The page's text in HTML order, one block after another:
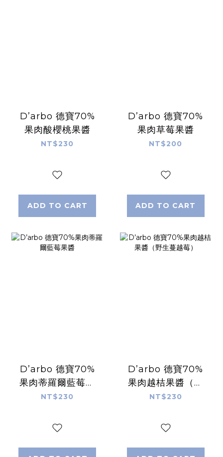
D’arbo 德寶70%
果肉酸櫻桃果醬
NT$230
ADD TO CART
D’arbo 德寶70%
果肉草莓果醬
NT$200
ADD TO CART
D’arbo 德寶70%
果肉蒂羅爾藍莓果
醬
NT$230
D’arbo 德寶70%
果肉越桔果醬（野
生蔓越莓）
NT$230